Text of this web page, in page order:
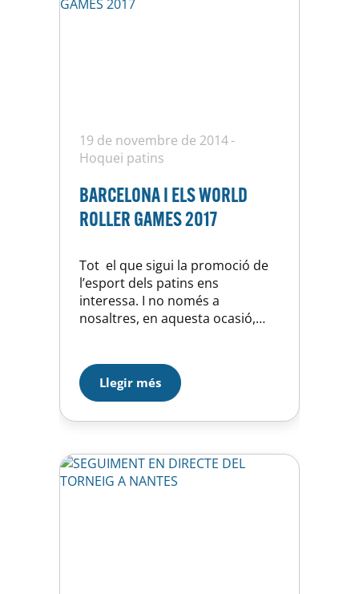
19 de novembre de 2014
Hoquei patins
BARCELONA I ELS WORLD
ROLLER GAMES 2017
Tot el que sigui la promoció de
l’esport dels patins ens
interessa. I no només a
nosaltres, en aquesta ocasió,
Barcelona, la Generalitat de
Catalunya, el Consejo Superior
de Deportes, la Real Federación
Española de Patinaje i la
per presentar la ciutat…
Llegir més